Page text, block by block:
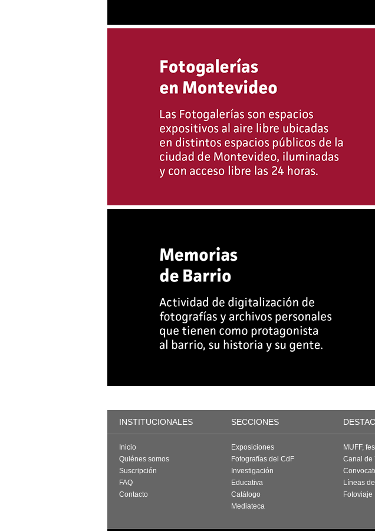
INSTITUCIONALES SECCIONES
Inicio
Quiénes somos
Suscripción
FAQ
Contacto
Exposiciones
Fotografías del CdF
Investigación
Educativa
Catálogo
Mediateca
MUFF,
Canal de
Líneas
Fotoviaje